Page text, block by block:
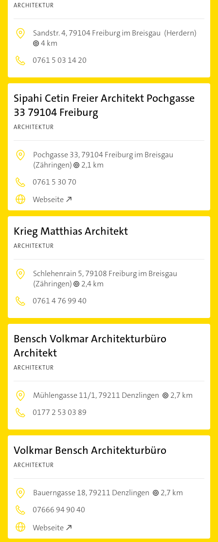
ARCHITEKTUR
Sandstr. 4,79104 Freiburg im Breisgau (Herdern)
4 km
0761 5 03 14 20
Sipahi Cetin Freier Architekt Pochgasse
33 79104 Freiburg
ARCHITEKTUR
Pochgasse 33,79104 Freiburg im Breisgau
(Zähringen)
2,1 km
0761 5 30 70
Webseite
Krieg Matthias Architekt
ARCHITEKTUR
Schlehenrain 5,79108 Freiburg im Breisgau
(Zähringen)
2,4 km
0761 4 76 99 40
Bensch Volkmar Architekturbüro
Architekt
ARCHITEKTUR
Mühlengasse 11/1,79211 Denzlingen
2,7 km
0177 2 53 03 89
Volkmar Bensch Architekturbüro
ARCHITEKTUR
Bauerngasse 18,79211 Denzlingen
2,7 km
07666 94 90 40
Webseite